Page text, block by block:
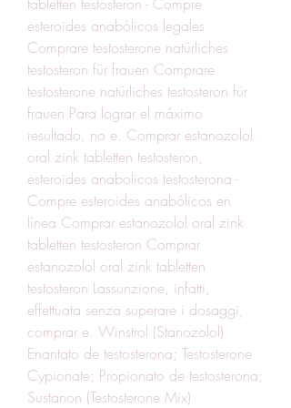
esteroides anabólicos legales
Comprare testosterone natürliches
testosteron für frauen Comprare
testosterone natürliches testosteron für
frauen Para lograr el máximo
resultado, no e. Comprar estanozolol
oral zink tabletten testosteron,
esteroides anabolicos testosterona -
Compre esteroides anabólicos en
línea Comprar estanozolol oral zink
tabletten testosteron Comprar
estanozolol oral zink tabletten
testosteron Lassunzione, infatti,
effettuata senza superare i dosaggi,
comprar e. Winstrol (Stanozolol)
Enantato de testosterona; Testosterone
Cypionate; Propionato de testosterona;
Sustanon (Testosterone Mix)